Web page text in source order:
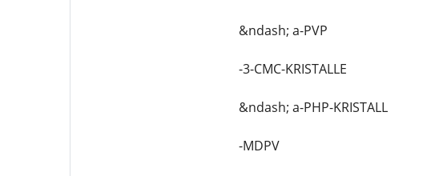
&ndash; a-PVP
-3-CMC-KRISTALLE
&ndash; a-PHP-KRISTALL
-MDPV